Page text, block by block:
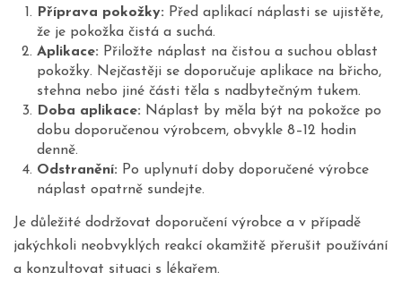
Příprava pokožky: Před aplikací náplasti se ujistěte,
že je pokožka čistá a suchá.
Aplikace: Přiložte náplast na čistou a suchou oblast
pokožky. Nejčastěji se doporučuje aplikace na břicho,
stehna nebo jiné části těla s nadbytečným tukem.
Doba aplikace: Náplast by měla být na pokožce po
dobu doporučenou výrobcem, obvykle 8–12 hodin
denně.
Odstranění: Po uplynutí doby doporučené výrobce
náplast opatrně sundejte.
Je důležité dodržovat doporučení výrobce a v případě
jakýchkoli neobvyklých reakcí okamžitě přerušit používání
a konzultovat situaci s lékařem.